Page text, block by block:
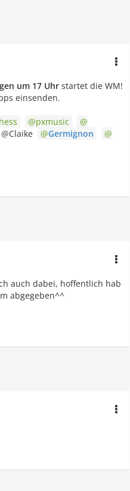
um 17 Uhr startet die WM!
einsenden.
pxmusic
@Claike
Germignon
auch dabei, hoffentlich hab
abgegeben^^